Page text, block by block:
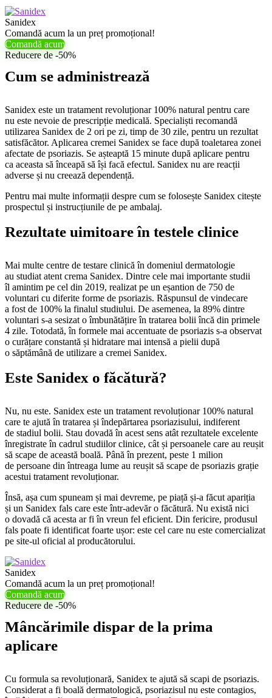
Sanidex
Comandă acum la un preț promoțional!
Comandă acum
Reducere de -50%
Cum se administrează
Sanidex este un tratament revoluționar 100% natural pentru care
nu este nevoie de prescripție medicală. Specialiști recomandă
utilizarea Sanidex de 2 ori pe zi, timp de 30 zile, pentru un rezultat
satisfăcător. Aplicarea cremei Sanidex se face după toaletarea zonei
afectate de psoriazis. Se așteaptă 15 minute după aplicare pentru
ca aceasta să înceapă să își facă efectul. Sanidex nu are reacții
adverse și nu creează dependență.
Pentru mai multe informații despre cum se folosește Sanidex citește
prospectul și instrucțiunile de pe ambalaj.
Rezultate uimitoare în testele clinice
Mai multe centre de testare clinică în domeniul dermatologie
au studiat atent crema Sanidex. Dintre cele mai importante studii
îl amintim pe cel din 2019, realizat pe un eșantion de 750 de
voluntari cu diferite forme de psoriazis. Răspunsul de vindecare
a fost de 100% la finalul studiului. De asemenea, la 89% dintre
voluntari s-a sesizat o îmbunătățire în tratarea bolii încă din primele
4 zile. Totodată, în formele mai accentuate de psoriazis s-a observat
o curățare constantă și hidratare mai intensă a pielii după
o săptămână de utilizare a cremei Sanidex.
Este Sanidex o făcătură?
Nu, nu este. Sanidex este un tratament revoluționar 100% natural
care te ajută în tratarea și îndepărtarea psoriazisului, indiferent
de stadiul bolii. Stau dovadă în acest sens atât rezultatele excelente
înregistrate în cadrul studiilor clinice, cât și persoanele care au reușit
să scape de această boală. Până în prezent, peste 1 milion
de persoane din întreaga lume au reușit să scape de psoriazis grație
acestui tratament revoluționar.
Însă, așa cum spuneam și mai devreme, pe piață și-a făcut apariția
și un Sanidex fals care este într-adevăr o făcătură. Nu există nici
o dovadă că acesta ar fi în vreun fel eficient. Din fericire, produsul
fals poate fi identificat foarte ușor: este cel care nu este comercializat
pe site-ul oficial al producătorului.
Sanidex
Comandă acum la un preț promoțional!
Comandă acum
Reducere de -50%
Mâncărimile dispar de la prima
aplicare
Cu formula sa revoluționară, Sanidex te ajută să scapi de psoriazis.
Considerat a fi boală dermatologică, psoriazisul nu este contagios,